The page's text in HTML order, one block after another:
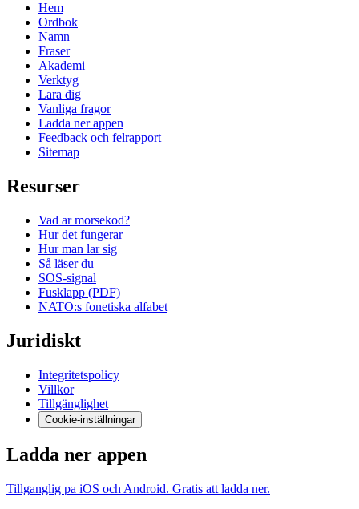
Hem
Ordbok
Namn
Fraser
Akademi
Verktyg
Lara dig
Vanliga fragor
Ladda ner appen
Feedback och felrapport
Sitemap
Resurser
Vad ar morsekod?
Hur det fungerar
Hur man lar sig
Så läser du
SOS-signal
Fusklapp (PDF)
NATO:s fonetiska alfabet
Juridiskt
Integritetspolicy
Villkor
Tillgänglighet
Cookie-inställningar
Ladda ner appen
Tillganglig pa iOS och Android. Gratis att ladda ner.